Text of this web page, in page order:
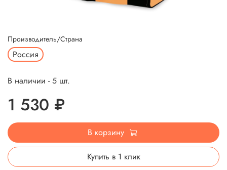
Производитель/Страна
Россия
В наличии - 5 шт.
1 530 ₽
В корзину
Купить в 1 клик